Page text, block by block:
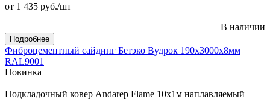
от 1 435 руб./шт
В наличии
Подробнее
Фиброцементный сайдинг Бетэко Вудрок 190х3000х8мм
RAL9001
Новинка
Подкладочный ковер Andarep Flame 10х1м наплавляемый